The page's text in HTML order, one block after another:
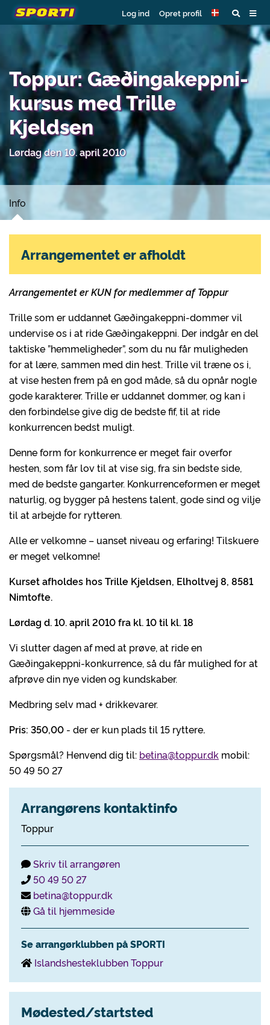
Log ind Opret profil
Toppur: Gæðingakeppni-
kursus med Trille
Kjeldsen
Lørdag den 10. april 2010
Info
Arrangementet er KUN for medlemmer afToppur
Trille som er uddannet Gæðingakeppni-dommer vil
undervise os i at ride Gæðingakeppni. Der indgår en del
taktiske ”hemmeligheder”, som du nu får muligheden
for at lære, sammen med din hest. Trille vil træne os i,
at vise hesten frem på en god måde, så du opnår nogle
gode karakterer. Trille er uddannet dommer, og kan i
den forbindelse give dig de bedste fif, til at ride
konkurrencen bedst muligt.
Denne form for konkurrence er meget fair overfor
hesten, som får lov til at vise sig, fra sin bedste side,
med de bedste gangarter. Konkurrenceformen er meget
naturlig, og bygger på hestens talent, gode sind og vilje
til at arbejde for rytteren.
Alle er velkomne – uanset niveau og erfaring! Tilskuere
er meget velkomne!
Kurset afholdes hos Trille Kjeldsen, Elholtvej 8, 8581
Nimtofte.
Lørdag d. 10. april 2010 fra kl. 10 til kl. 18
Vi slutter dagen af med at prøve, at ride en
Gæðingakeppni-konkurrence, så du får mulighed for at
afprøve din nye viden og kundskaber.
Medbring selv mad + drikkevarer.
Pris: 350,00 - der er kun plads til 15 ryttere.
Spørgsmål? Henvend dig til: betina@toppur.dk mobil:
50 49 50 27
Arrangørens kontaktinfo
Toppur
Skriv til arrangøren
50 49 50 27
betina@toppur.dk
Gå til hjemmeside
Se arrangørklubben på SPORTI
Islandshesteklubben Toppur
Mødested/startsted
Arrangementet er afholdt